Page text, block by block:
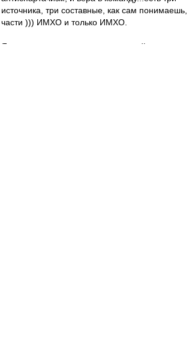
источника, три составные, как сам понимаешь,
части ))) ИМХО и только ИМХО.
Я новую номинацию в лауреаты сайта